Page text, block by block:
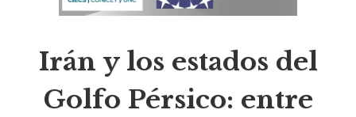
Irán y los estados del
Golfo Pérsico: entre